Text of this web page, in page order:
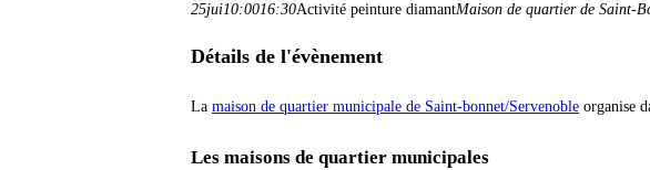
25jui10:0016:30Activité peinture diamantMaison de quartier de Saint-
Détails de l'évènement
La maison de quartier municipale de Saint-bonnet/Servenoble organise
Les maisons de quartier municipales